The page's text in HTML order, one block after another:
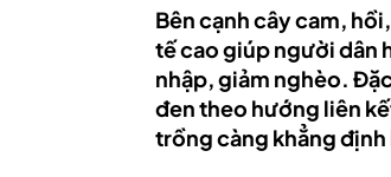
Bên cạnh cây cam,
tế cao giúp người dân
nhập, giảm nghèo.
đen theo hướng liên
trồng càng khẳng định